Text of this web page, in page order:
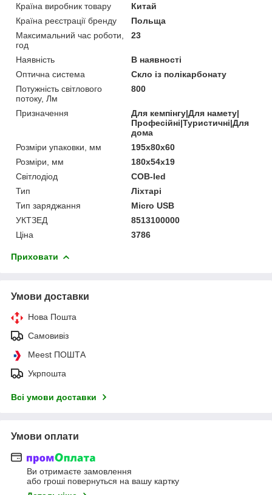
Країна виробник товару
Китай
Країна реєстрації бренду
Польща
Максимальний час роботи,
год
23
Наявність
В наявності
Оптична система
Скло із полікарбонату
Потужність світлового
потоку, Лм
800
Призначення
Для кемпінгу|Для намету|
Професійні|Туристичні|Для
дома
Розміри упаковки, мм
195x80x60
Розміри, мм
180x54x19
Світлодіод
COB-led
Тип
Ліхтарі
Тип заряджання
Micro USB
УКТЗЕД
8513100000
Ціна
3786
Приховати
Умови доставки
Нова Пошта
Самовивіз
Meest ПОШТА
Укрпошта
Всі умови доставки
Умови оплати
Ви отримаєте замовлення
або гроші повернуться на вашу картку